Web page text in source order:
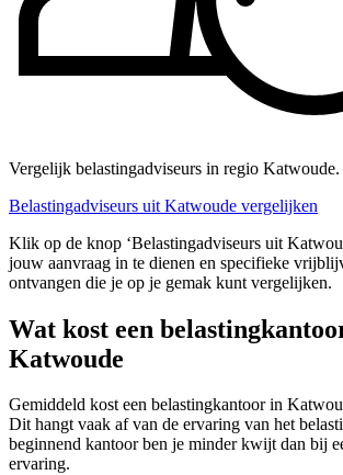
Vergelijk belastingadviseurs in regio Katwoude.
Belastingadviseurs uit Katwoude vergelijken
Klik op de knop ‘Belastingadviseurs uit
jouw aanvraag in te dienen en specifieke
ontvangen die je op je gemak kunt vergelijken.
Wat kost een
Katwoude
Gemiddeld kost een belastingkantoor in
Dit hangt vaak af van de ervaring van het
beginnend kantoor ben je minder kwijt dan bij
ervaring.